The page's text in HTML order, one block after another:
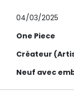
04/03/2025
One Piece
Créateur
Neuf avec